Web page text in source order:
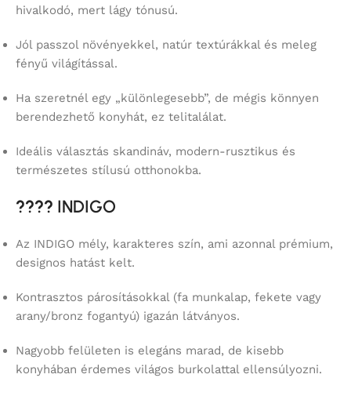
hivalkodó, mert lágy tónusú.
Jól passzol növényekkel, natúr textúrákkal és meleg
fényű világítással.
Ha szeretnél egy „különlegesebb”, de mégis könnyen
berendezhető konyhát, ez telitalálat.
Ideális választás skandináv, modern-rusztikus és
természetes stílusú otthonokba.
???? INDIGO
Az INDIGO mély, karakteres szín, ami azonnal prémium,
designos hatást kelt.
Kontrasztos párosításokkal (fa munkalap, fekete vagy
arany/bronz fogantyú) igazán látványos.
Nagyobb felületen is elegáns marad, de kisebb
konyhában érdemes világos burkolattal ellensúlyozni.